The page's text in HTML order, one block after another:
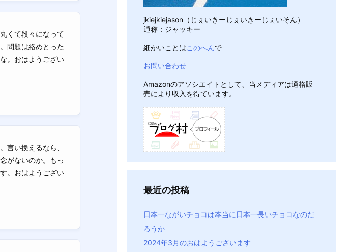
くて段々になって
問題は絡めとった
。おはようござい
言い換えるなら、
がないのか。もっ
。おはようござい
jkiejkiejason（じぇいきーじぇいきーじぇいそん）
通称：ジャッキー
細かいことはこのへんで
お問い合わせ
Amazonのアソシエイトとして、当メディアは適格販
売により収入を得ています。
最近の投稿
日本一ながいチョコは本当に日本一長いチョコなのだ
ろうか
2024年3月のおはようございます